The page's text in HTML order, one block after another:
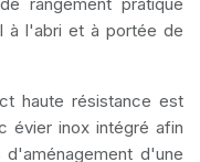
à l'abri et à portée de
haute résistance est
évier inox intégré afin
d'une